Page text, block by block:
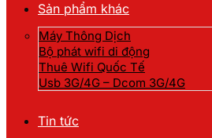
Sản phẩm khác
Máy Thông Dịch
Bộ phát wifi di động
Thuê Wifi Quốc Tế
Usb 3G/4G – Dcom 3G/4G
Tin tức